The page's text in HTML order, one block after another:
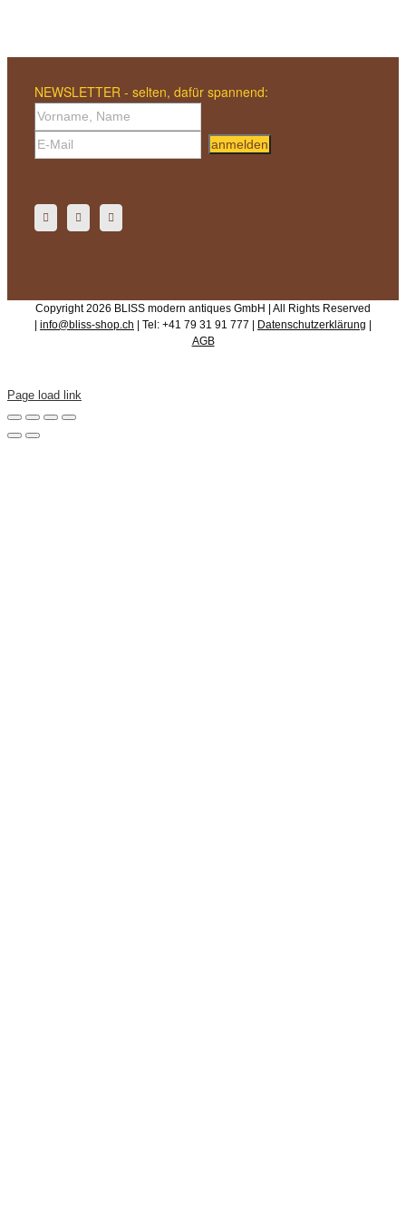
NEWSLETTER - selten, dafür spannend:
anmelden
Copyright 2026 BLISS modern antiques GmbH | All Rights Reserved
| info@bliss-shop.ch | Tel: +41 79 31 91 777 | Datenschutzerklärung |
AGB
Page load link